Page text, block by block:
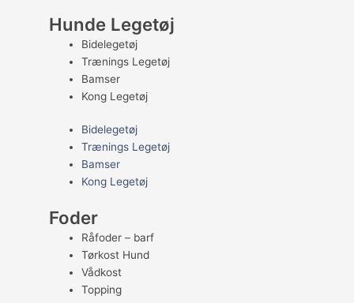
Hunde Legetøj
Bidelegetøj
Trænings Legetøj
Bamser
Kong Legetøj
Bidelegetøj
Trænings Legetøj
Bamser
Kong Legetøj
Foder
Råfoder – barf
Tørkost Hund
Vådkost
Topping